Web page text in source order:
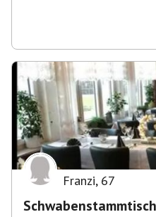
Franzi, 67
Schwabenstammtisch